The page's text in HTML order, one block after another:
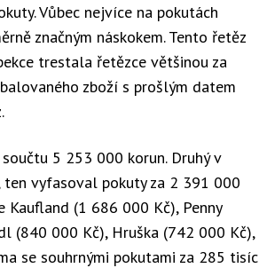
Vůbec nejvíce na pokutách
značným náskokem. Tento řetěz
trestala řetězce většinou za
zboží s prošlým datem
5 253 000 korun. Druhý v
vyfasoval pokuty za 2 391 000
(1 686 000 Kč), Penny
(840 000 Kč), Hruška (742 000 Kč),
se souhrnými pokutami za 285 tisíc